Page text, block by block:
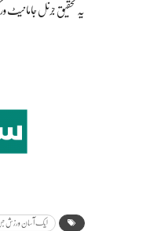
یہ تحقیق جرنل جاما
ایک آسان ورزش جس